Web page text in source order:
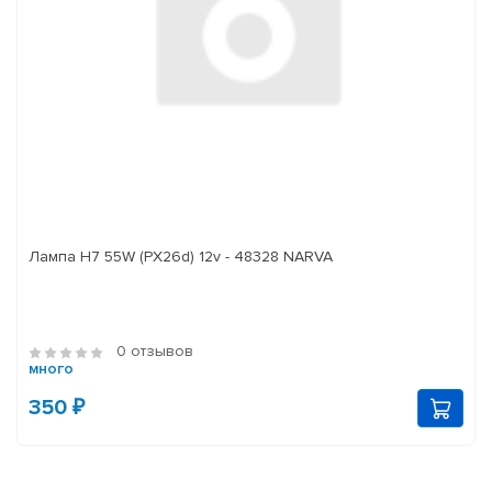
Лампа H7 55W (PX26d) 12v - 48328 NARVA
0 отзывов
много
350 ₽